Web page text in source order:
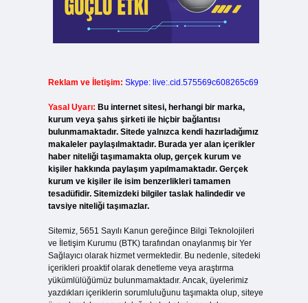
Reklam ve İletişim: Skype: live:.cid.575569c608265c69
Yasal Uyarı: Bu internet sitesi, herhangi bir marka,
kurum veya şahıs şirketi ile hiçbir bağlantısı
bulunmamaktadır. Sitede yalnızca kendi hazırladığımız
makaleler paylaşılmaktadır. Burada yer alan içerikler
haber niteliği taşımamakta olup, gerçek kurum ve
kişiler hakkında paylaşım yapılmamaktadır. Gerçek
kurum ve kişiler ile isim benzerlikleri tamamen
tesadüfidir. Sitemizdeki bilgiler taslak halindedir ve
tavsiye niteliği taşımazlar.
Sitemiz, 5651 Sayılı Kanun gereğince Bilgi Teknolojileri
ve İletişim Kurumu (BTK) tarafından onaylanmış bir Yer
Sağlayıcı olarak hizmet vermektedir. Bu nedenle, sitedeki
içerikleri proaktif olarak denetleme veya araştırma
yükümlülüğümüz bulunmamaktadır. Ancak, üyelerimiz
yazdıkları içeriklerin sorumluluğunu taşımakta olup, siteye